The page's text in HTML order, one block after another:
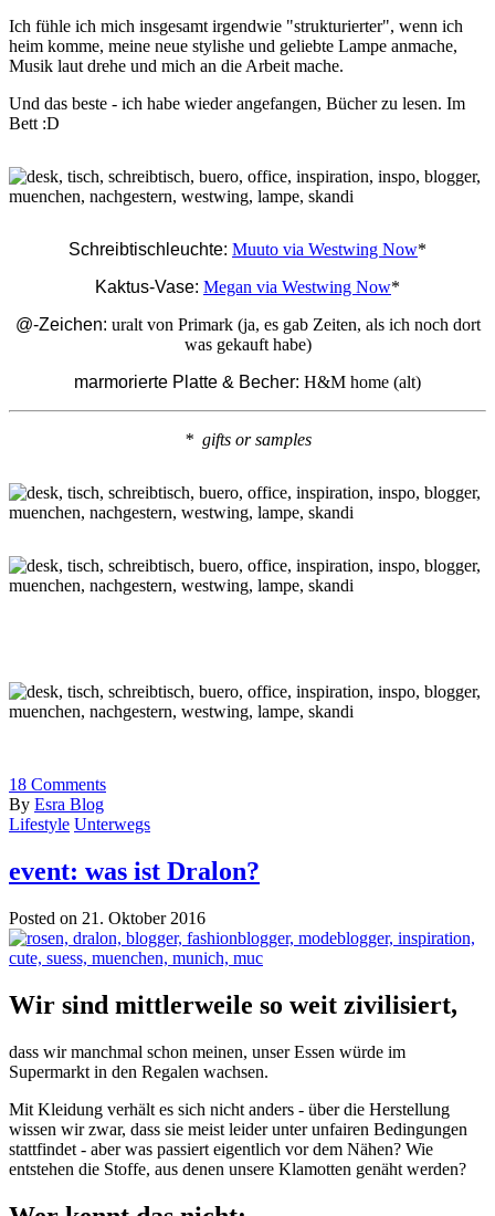
Ich fühle ich mich insgesamt irgendwie "strukturierter", wenn ich
heim komme, meine neue stylishe und geliebte Lampe anmache,
Musik laut drehe und mich an die Arbeit mache.
Und das beste - ich habe wieder angefangen, Bücher zu lesen. Im
Bett :D
Schreibtischleuchte: Muuto via Westwing Now*
Kaktus-Vase: Megan via Westwing Now*
@-Zeichen: uralt von Primark (ja, es gab Zeiten, als ich noch dort
was gekauft habe)
marmorierte Platte & Becher: H&M home (alt)
* gifts or samples
18 Comments
By Esra Blog
Lifestyle Unterwegs
event: was ist Dralon?
Posted on 21. Oktober 2016
Wir sind mittlerweile so weit zivilisiert,
dass wir manchmal schon meinen, unser Essen würde im
Supermarkt in den Regalen wachsen.
Mit Kleidung verhält es sich nicht anders - über die Herstellung
wissen wir zwar, dass sie meist leider unter unfairen Bedingungen
stattfindet - aber was passiert eigentlich vor dem Nähen? Wie
entstehen die Stoffe, aus denen unsere Klamotten genäht werden?